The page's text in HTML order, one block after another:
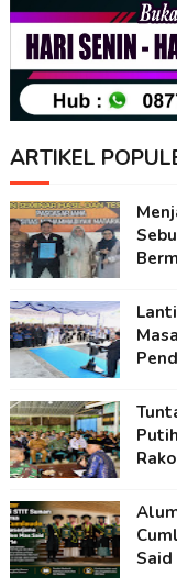
ARTIKEL
Said